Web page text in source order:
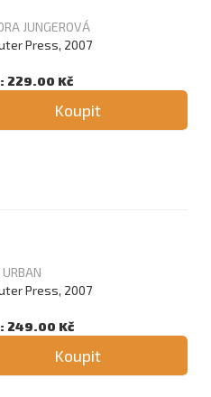
JUNGEROVÁ
Press, 2007
229.00 Kč
Koupit
Press, 2007
249.00 Kč
Koupit